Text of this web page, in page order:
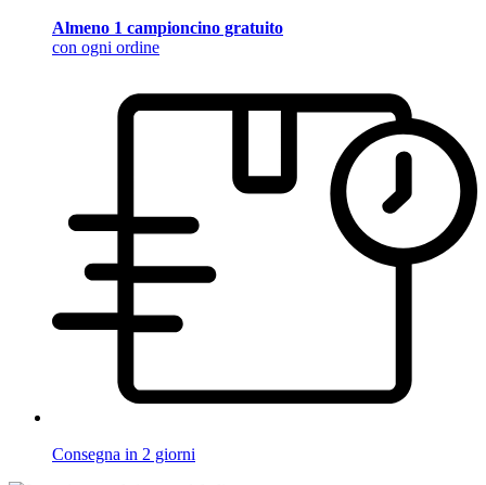
Almeno 1 campioncino gratuito
con ogni ordine
Consegna in 2 giorni